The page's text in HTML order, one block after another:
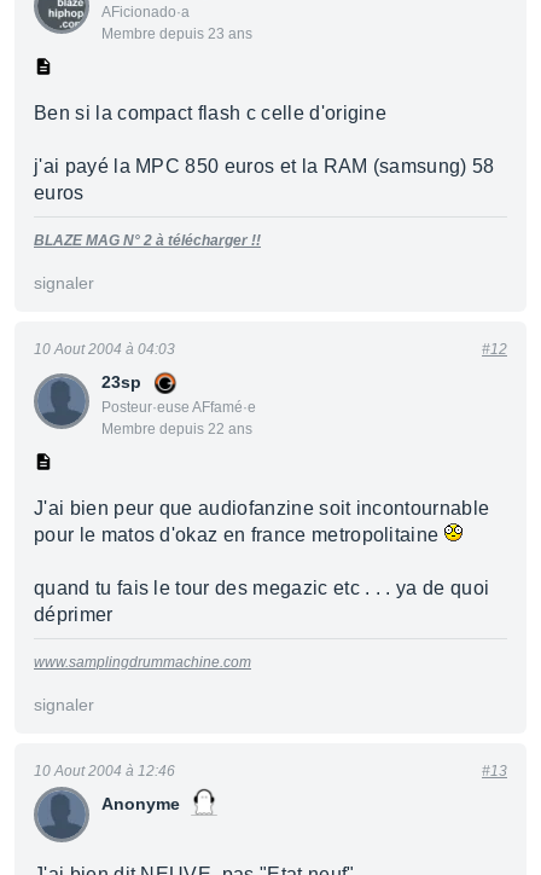
AFicionado·a
Membre depuis 23 ans
Ben si la compact flash c celle d'origine
j'ai payé la MPC 850 euros et la RAM (samsung) 58
euros
BLAZE MAG N° 2 à télécharger !!
signaler
23sp
Posteur·euse AFfamé·e
Membre depuis 22 ans
10 Aout 2004 à 04:03 #12
J'ai bien peur que audiofanzine soit incontournable
pour le matos d'okaz en france metropolitaine
quand tu fais le tour des megazic etc . . . ya de quoi
déprimer
www.samplingdrummachine.com
signaler
Anonyme
10 Aout 2004 à 12:46 #13